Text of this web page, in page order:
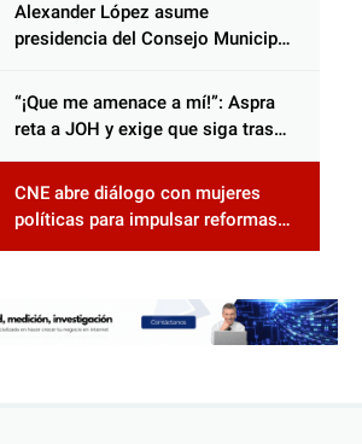
Alexander López asume
presidencia del Consejo Municipal
Censo Nacional 2026
“¡Que me amenace a mí!”: Aspra
reta a JOH y exige que siga tras
CNE abre diálogo con mujeres
políticas para impulsar reformas
electorales